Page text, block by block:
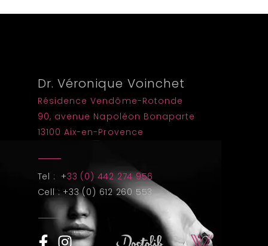
Dr. Véronique Voinchet
Résidence Vendôme-Rotonde
90, avenue Napoléon Bonaparte
13100 Aix-en-Provence
Tel : +33 (0) 442 274 956
Cell : +33 (0) 612 260 553